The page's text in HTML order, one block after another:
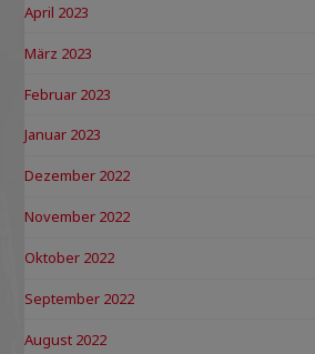
April 2023
März 2023
Februar 2023
Januar 2023
Dezember 2022
November 2022
Oktober 2022
September 2022
August 2022